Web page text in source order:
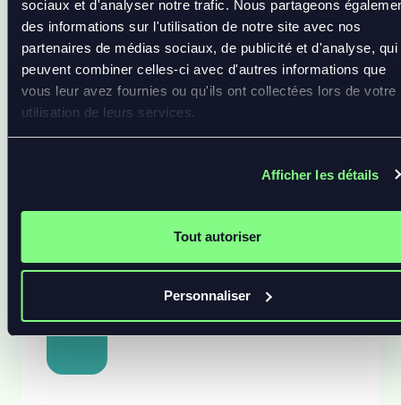
sociaux et d'analyser notre trafic. Nous partageons
des informations sur l'utilisation de notre site avec nos
partenaires de médias sociaux, de publicité et d'analyse, qui
peuvent combiner celles-ci avec d'autres informations que
vous leur avez fournies ou qu'ils ont collectées lors de votre
utilisation de leurs services.
Afficher les détails
Tout autoriser
Personnaliser